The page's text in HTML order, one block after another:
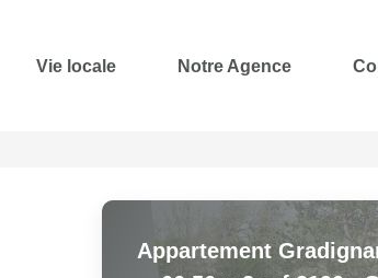
Vie locale Notre Agence
Appartement